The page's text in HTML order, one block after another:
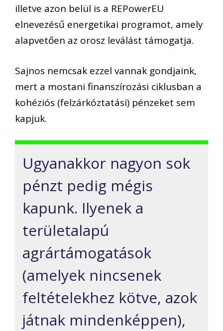
illetve azon belül is a REPowerEU
elnevezésű energetikai programot, amely
alapvetően az orosz leválást támogatja.
Sajnos nemcsak ezzel vannak gondjaink,
mert a mostani finanszírozási ciklusban a
kohéziós (felzárkóztatási) pénzeket sem
kapjuk.
Ugyanakkor nagyon sok
pénzt pedig mégis
kapunk. Ilyenek a
területalapú
agrártámogatások
(amelyek nincsenek
feltételekhez kötve, azok
játnak mindenképpen),